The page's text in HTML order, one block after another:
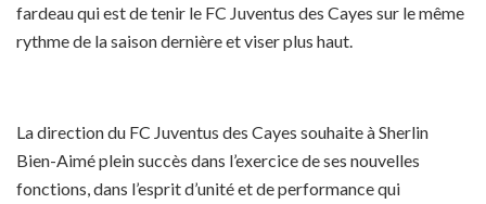
fardeau qui est de tenir le FC Juventus des Cayes sur le même
rythme de la saison dernière et viser plus haut.
La direction du FC Juventus des Cayes souhaite à Sherlin
Bien-Aimé plein succès dans l’exercice de ses nouvelles
fonctions, dans l’esprit d’unité et de performance qui